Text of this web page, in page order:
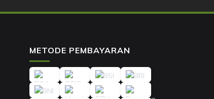
METODE PEMBAYARAN